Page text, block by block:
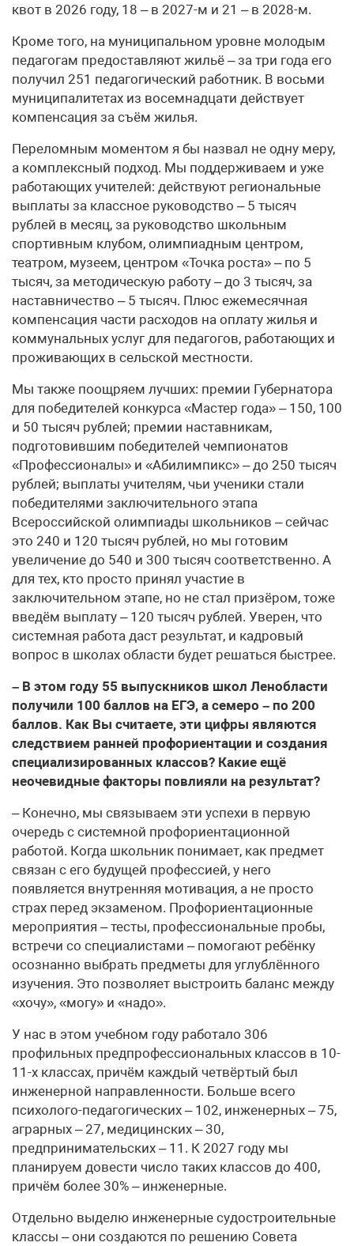
квот в 2026 году, 18 – в 2027-м и 21 – в 2028-м.
Кроме того, на муниципальном уровне молодым
педагогам предоставляют жильё – за три года его
получил 251 педагогический работник. В восьми
муниципалитетах из восемнадцати действует
компенсация за съём жилья.
Переломным моментом я бы назвал не одну меру,
а комплексный подход. Мы поддерживаем и уже
работающих учителей: действуют региональные
выплаты за классное руководство – 5 тысяч
рублей в месяц, за руководство школьным
спортивным клубом, олимпиадным центром,
театром, музеем, центром «Точка роста» – по 5
тысяч, за методическую работу – до 3 тысяч, за
наставничество – 5 тысяч. Плюс ежемесячная
компенсация части расходов на оплату жилья и
коммунальных услуг для педагогов, работающих и
проживающих в сельской местности.
Мы также поощряем лучших: премии Губернатора
для победителей конкурса «Мастер года» – 150, 100
и 50 тысяч рублей; премии наставникам,
подготовившим победителей чемпионатов
«Профессионалы» и «Абилимпикс» – до 250 тысяч
рублей; выплаты учителям, чьи ученики стали
победителями заключительного этапа
Всероссийской олимпиады школьников – сейчас
это 240 и 120 тысяч рублей, но мы готовим
увеличение до 540 и 300 тысяч соответственно. А
для тех, кто просто принял участие в
заключительном этапе, но не стал призёром, тоже
введём выплату – 120 тысяч рублей. Уверен, что
системная работа даст результат, и кадровый
вопрос в школах области будет решаться быстрее.
– В этом году 55 выпускников школ Ленобласти
получили 100 баллов на ЕГЭ, а семеро – по 200
баллов. Как Вы считаете, эти цифры являются
следствием ранней профориентации и создания
специализированных классов? Какие ещё
неочевидные факторы повлияли на результат?
– Конечно, мы связываем эти успехи в первую
очередь с системной профориентационной
работой. Когда школьник понимает, как предмет
связан с его будущей профессией, у него
появляется внутренняя мотивация, а не просто
страх перед экзаменом. Профориентационные
мероприятия – тесты, профессиональные пробы,
встречи со специалистами – помогают ребёнку
осознанно выбрать предметы для углублённого
изучения. Это позволяет выстроить баланс между
«хочу», «могу» и «надо».
У нас в этом учебном году работало 306
профильных предпрофессиональных классов в 10-
11-х классах, причём каждый четвёртый был
инженерной направленности. Больше всего
психолого-педагогических – 102, инженерных – 75,
аграрных – 27, медицинских – 30,
предпринимательских – 11. К 2027 году мы
планируем довести число таких классов до 400,
причём более 30% – инженерные.
Отдельно выделю инженерные судостроительные
классы – они создаются по решению Совета